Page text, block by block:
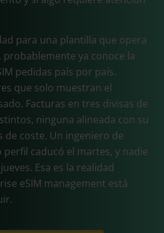
para una plantilla que opera
ya conoce la
pedidas país por país.
que solo muestran el
Facturas en tres divisas de
ninguna alineada con su
coste. Un ingeniero de
perfil caducó el martes, y nadie
Esa es la realidad
eSIM management está